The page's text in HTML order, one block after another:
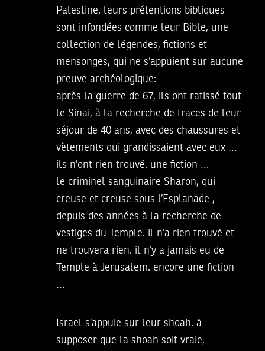
Palestine. leurs prétentions bibliques
sont infondées comme leur Bible, une
collection de légendes, fictions et
mensonges, qui ne s’appuient sur aucune
preuve archéologique:
après la guerre de 67, ils ont ratissé tout
le Sinai, à la recherche de traces de leur
séjour de 40 ans, avec des chaussures et
vètements qui grandissaient avec eux …
ils n’ont rien trouvé. une fiction …
le criminel sanguinaire Sharon, qui
creuse et creuse sous l’Esplanade ,
depuis des années à la recherche de
vestiges du Temple. il n’a rien trouvé et
ne trouvera rien. il n’y a jamais eu de
Temple à Jerusalem. encore une fiction
…
Israel s’appuie sur leur shoah. à
supposer que la shoah soit vraie,